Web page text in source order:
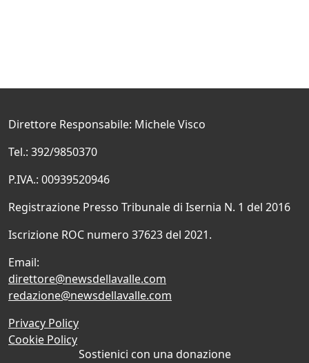
Direttore Responsabile: Michele Visco
Tel.: 392/9850370
P.IVA.: 00939520946
Registrazione Presso Tribunale di Isernia N. 1 del 2016
Iscrizione ROC numero 37623 del 2021.
Email:
direttore@newsdellavalle.com
redazione@newsdellavalle.com
Privacy Policy
Cookie Policy
Sostienici con una donazione